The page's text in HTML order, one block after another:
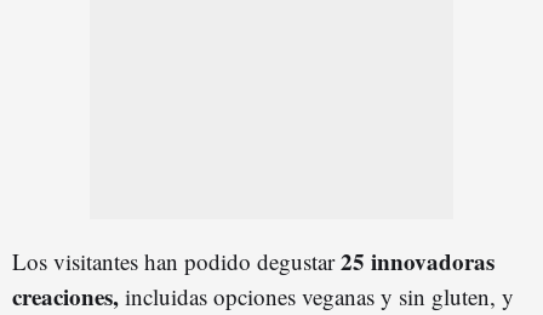
Los visitantes han podido degustar25 innovadoras
creaciones, incluidas opciones veganas y sin gluten, y